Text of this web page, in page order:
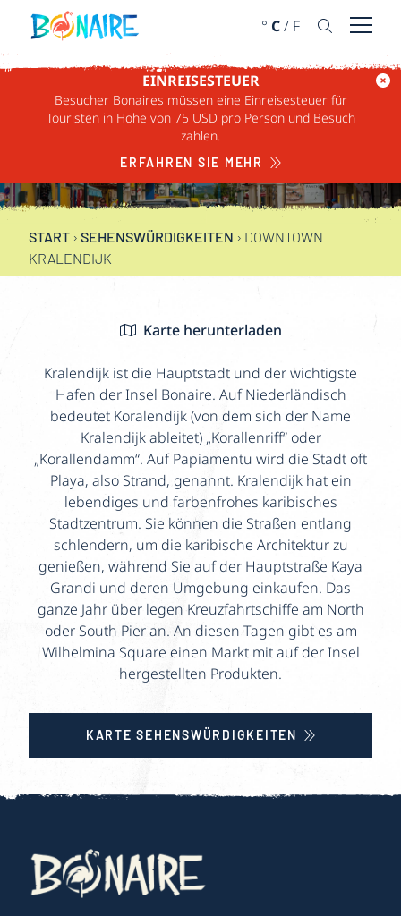
WEITER ZUM INHALT
° C/ F Menü
EINREISESTEUER
Besucher Bonaires müssen eine Einreisesteuer für
Touristen in Höhe von 75 USD pro Person und Besuch
zahlen.
ERFAHREN SIE MEHR
DOWNTOWN
KRALENDIJK
START › SEHENSWÜRDIGKEITEN › DOWNTOWN
KRALENDIJK
Karte herunterladen
Kralendijk ist die Hauptstadt und der wichtigste
Hafen der Insel Bonaire. Auf Niederländisch
bedeutet Koralendijk (von dem sich der Name
Kralendijk ableitet) „Korallenriff“ oder
„Korallendamm“. Auf Papiamentu wird die Stadt oft
Playa, also Strand, genannt. Kralendijk hat ein
lebendiges und farbenfrohes karibisches
Stadtzentrum. Sie können die Straßen entlang
schlendern, um die karibische Architektur zu
genießen, während Sie auf der Hauptstraße Kaya
Grandi und deren Umgebung einkaufen. Das
ganze Jahr über legen Kreuzfahrtschiffe am North
oder South Pier an. An diesen Tagen gibt es am
Wilhelmina Square einen Markt mit auf der Insel
hergestellten Produkten.
KARTE SEHENSWÜRDIGKEITEN